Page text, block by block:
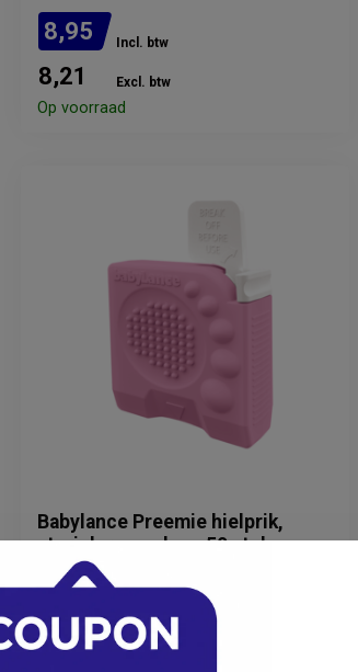
8,95 Incl. btw
8,21 Excl. btw
Op voorraad
Babylance Preemie hielprik,
steriel, roze, doos 50 stuks
139,50